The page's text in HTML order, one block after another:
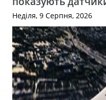
Неділя, 9 Серпня, 2026